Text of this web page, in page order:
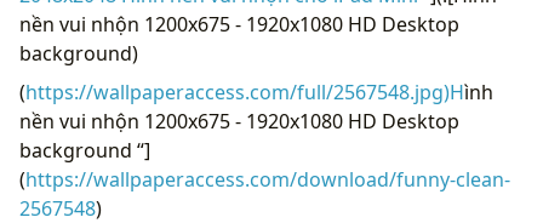
nền vui nhộn 1200x675 - 1920x1080 HD Desktop
background)
(https://wallpaperaccess.com/full/2567548.jpg)Hình
nền vui nhộn 1200x675 - 1920x1080 HD Desktop
background “]
(https://wallpaperaccess.com/download/funny-clean-
2567548)